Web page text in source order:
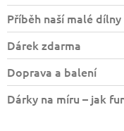
Příběh naší malé dílny
Dárek zdarma
Doprava a balení
Dárky na míru – jak